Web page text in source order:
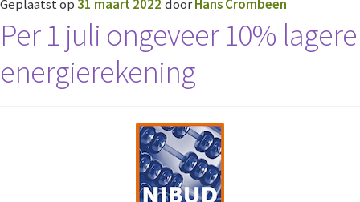
Geplaatst op 31 maart 2022 doorHans Crombeen
Per 1 juli ongeveer 10% lagere
energierekening